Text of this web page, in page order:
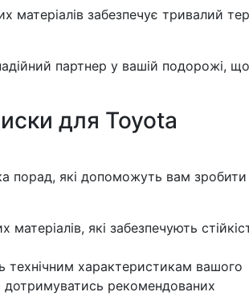
матеріалів забезпечує тривалий
партнер у вашій подорожі, що
для Toyota
порад, які допоможуть вам зробити
матеріалів, які забезпечують
технічним характеристикам вашого
рекомендованих